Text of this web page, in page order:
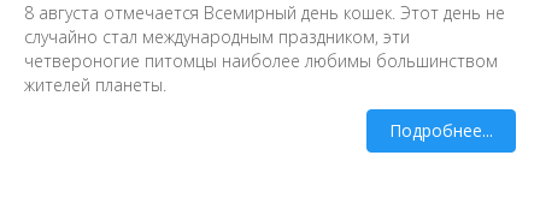
8 августа отмечается Всемирный день кошек. Этот день не
случайно стал международным праздником, эти
четвероногие питомцы наиболее любимы большинством
жителей планеты.
Подробнее...